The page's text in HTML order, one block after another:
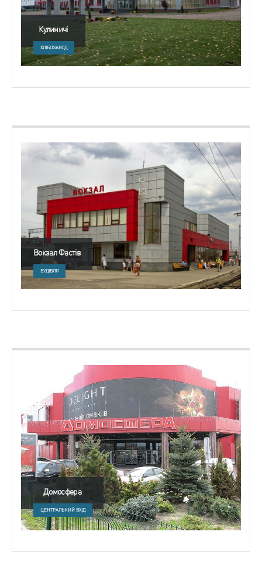
Кулиничі
ХЛІБОЗАВОД
Вокзал Фастів
БУДІВЛЯ
Домосфера
ЦЕНТРАЛЬНИЙ ВХІД